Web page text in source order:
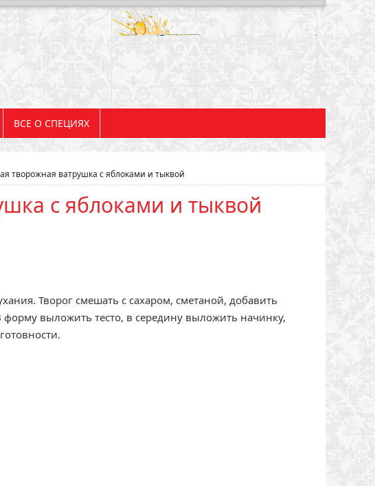
ВСЕ О СПЕЦИЯХ
творожная ватрушка с яблоками и тыквой
с яблоками и тыквой
Творог смешать с сахаром, сметаной, добавить
выложить тесто, в середину выложить начинку,